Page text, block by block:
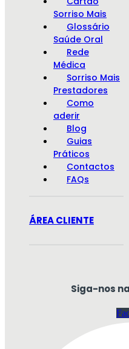
Sorriso Mais
Glossário
Saúde Oral
Rede
Médica
Sorriso Mais
Prestadores
Como
aderir
Blog
Guias
Práticos
Contactos
FAQs
ÁREA CLIENTE
Siga-nos